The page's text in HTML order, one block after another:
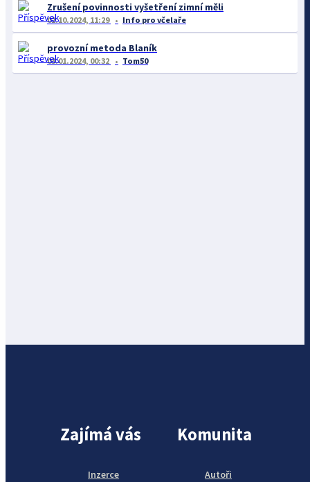
Zrušení povinnosti vyšetření zimní měli
02.10.2024, 11:29 Info pro včelaře
provozní metoda Blaník
03.01.2024, 00:32 Tom50
Zajímá vás
Inzerce
Komunita
Autoři